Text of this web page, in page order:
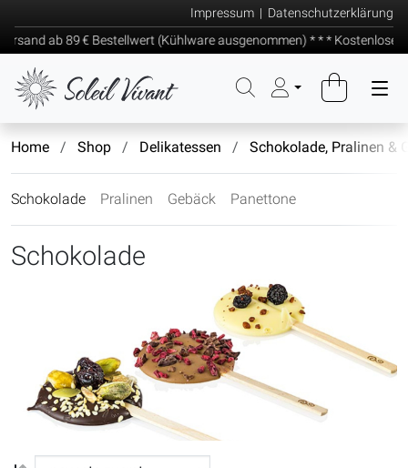
ab 89 € Bestellwert (Kühlware ausgenommen) * * * Kostenloser
Impressum | Datenschutzerklärung
Home Shop Delikatessen Schokolade, Pralinen &
Schokolade Pralinen Gebäck Panettone
Schokolade